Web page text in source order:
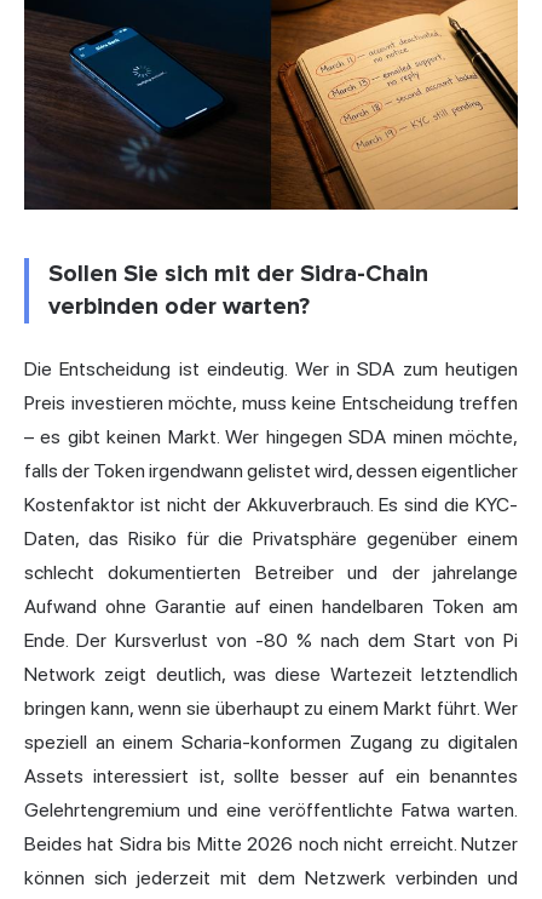
Sollen Sie sich mit der Sidra-Chain
verbinden oder warten?
Die Entscheidung ist eindeutig. Wer in SDA zum heutigen
Preis investieren möchte, muss keine Entscheidung treffen
– es gibt keinen Markt. Wer hingegen SDA minen möchte,
falls der Token irgendwann gelistet wird, dessen eigentlicher
Kostenfaktor ist nicht der Akkuverbrauch. Es sind die KYC-
Daten, das Risiko für die Privatsphäre gegenüber einem
schlecht dokumentierten Betreiber und der jahrelange
Aufwand ohne Garantie auf einen handelbaren Token am
Ende. Der Kursverlust von -80 % nach dem Start von Pi
Network zeigt deutlich, was diese Wartezeit letztendlich
bringen kann, wenn sie überhaupt zu einem Markt führt. Wer
speziell an einem Scharia-konformen Zugang zu digitalen
Assets interessiert ist, sollte besser auf ein benanntes
Gelehrtengremium und eine veröffentlichte Fatwa warten.
Beides hat Sidra bis Mitte 2026 noch nicht erreicht. Nutzer
können sich jederzeit mit dem Netzwerk verbinden und